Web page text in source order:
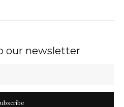
our newsletter